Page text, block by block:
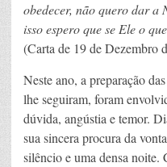
obedecer, não quero dar a
isso espero que se Ele o
(Carta de 19 de Dezembro
Neste ano, a preparação
lhe seguiram, foram
dúvida, angústia e temor.
sua sincera procura da
silêncio e uma densa noite.